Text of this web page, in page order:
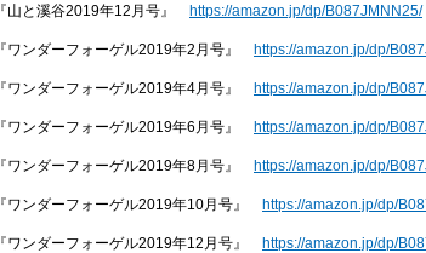
『山と溪谷2019年12月号』 https://amazon.jp/dp/B087JMNN25/
『ワンダーフォーゲル2019年2月号』 https://amazon.jp/dp/
『ワンダーフォーゲル2019年4月号』 https://amazon.jp/dp/
『ワンダーフォーゲル2019年6月号』 https://amazon.jp/dp/
『ワンダーフォーゲル2019年8月号』 https://amazon.jp/dp/
『ワンダーフォーゲル2019年10月号』 https://amazon.jp/dp/
『ワンダーフォーゲル2019年12月号』 https://amazon.jp/dp/